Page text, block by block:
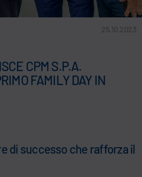
25.10.2023
CPM S.P.A.
FAMILY DAY IN
di successo che rafforza il